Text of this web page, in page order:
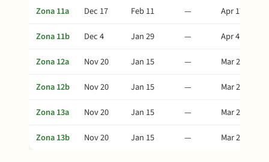
Zona 11a
Dec 17 Feb 11 —
Apr 17
Zona 11b
Dec 4 Jan 29 —
Apr 4
Zona 12a
Nov 20 Jan 15 —
Mar 21
Zona 12b
Nov 20 Jan 15 —
Mar 21
Zona 13a
Nov 20 Jan 15 —
Mar 21
Zona 13b
Nov 20 Jan 15 — Mar 21